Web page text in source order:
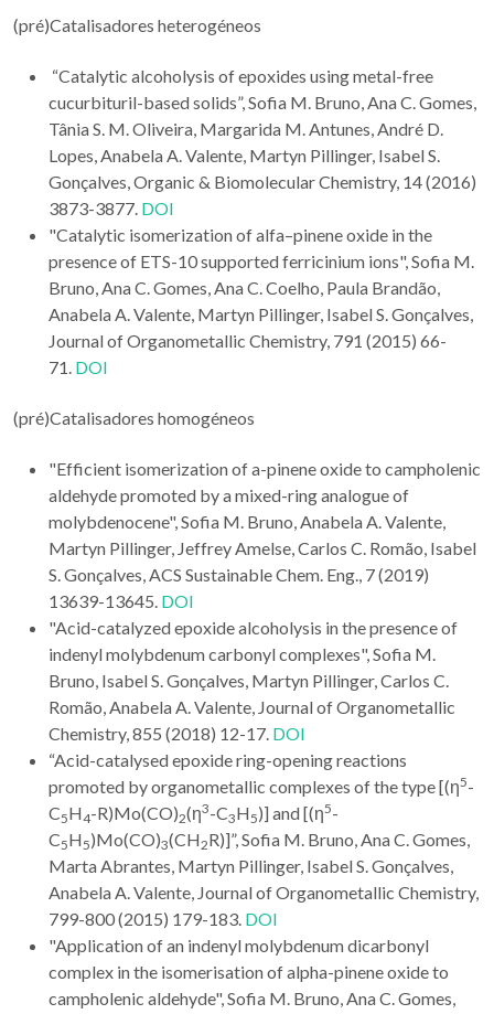
(pré)Catalisadores heterogéneos
“Catalytic alcoholysis of epoxides using metal-free
cucurbituril-based solids”, Sofia M. Bruno, Ana C. Gomes,
Tânia S. M. Oliveira, Margarida M. Antunes, André D.
Lopes, Anabela A. Valente, Martyn Pillinger, Isabel S.
Gonçalves, Organic & Biomolecular Chemistry, 14 (2016)
3873-3877. DOI
"Catalytic isomerization of alfa–pinene oxide in the
presence of ETS-10 supported ferricinium ions", Sofia M.
Bruno, Ana C. Gomes, Ana C. Coelho, Paula Brandão,
Anabela A. Valente, Martyn Pillinger, Isabel S. Gonçalves,
Journal of Organometallic Chemistry, 791 (2015) 66-
71. DOI
(pré)Catalisadores homogéneos
"Efficient isomerization of a-pinene oxide to campholenic
aldehyde promoted by a mixed-ring analogue of
molybdenocene", Sofia M. Bruno, Anabela A. Valente,
Martyn Pillinger, Jeffrey Amelse, Carlos C. Romão, Isabel
S. Gonçalves, ACS Sustainable Chem. Eng., 7 (2019)
13639-13645. DOI
"Acid-catalyzed epoxide alcoholysis in the presence of
indenyl molybdenum carbonyl complexes", Sofia M.
Bruno, Isabel S. Gonçalves, Martyn Pillinger, Carlos C.
Romão, Anabela A. Valente, Journal of Organometallic
Chemistry, 855 (2018) 12-17. DOI
“Acid-catalysed epoxide ring-opening reactions
promoted by organometallic complexes of the type [(η5-
C5H4-R)Mo(CO)2(η3-C3H5)] and [(η5-
C5H5)Mo(CO)3(CH2R)]”, Sofia M. Bruno, Ana C. Gomes,
Marta Abrantes, Martyn Pillinger, Isabel S. Gonçalves,
Anabela A. Valente, Journal of Organometallic Chemistry,
799-800 (2015) 179-183. DOI
"Application of an indenyl molybdenum dicarbonyl
complex in the isomerisation of alpha-pinene oxide to
campholenic aldehyde",Sofia M. Bruno, Ana C. Gomes,